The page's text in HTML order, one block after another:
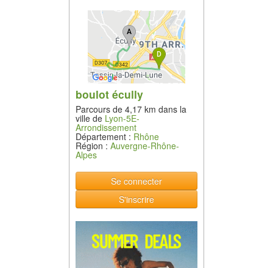
boulot écully
Parcours de 4,17 km dans la
ville de Lyon-5E-
Arrondissement
Département : Rhône
Région : Auvergne-Rhône-
Alpes
Se connecter
S'inscrire